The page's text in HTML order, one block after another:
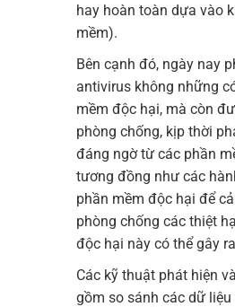
hay hoàn toàn dựa vào
mềm).
Bên cạnh đó, ngày nay
antivirus không những
mềm độc hại, mà còn
phòng chống, kịp thời
đáng ngờ từ các phần
tương đồng như các
phần mềm độc hại để
phòng chống các thiệt
độc hại này có thể gây
Các kỹ thuật phát hiện
gồm so sánh các dữ